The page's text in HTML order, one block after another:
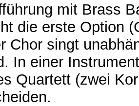
mit Brass
die erste Option
Chor singt
In einer
Quartett (zwei